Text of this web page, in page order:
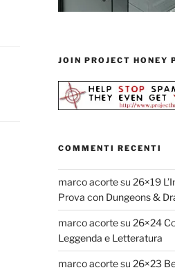
JOIN PROJECT HONEY
COMMENTI RECENTI
marco acortesu 26×19
Prova con Dungeons &
marco acortesu 26×24
Leggenda e Letteratura
marco acortesu 26×23